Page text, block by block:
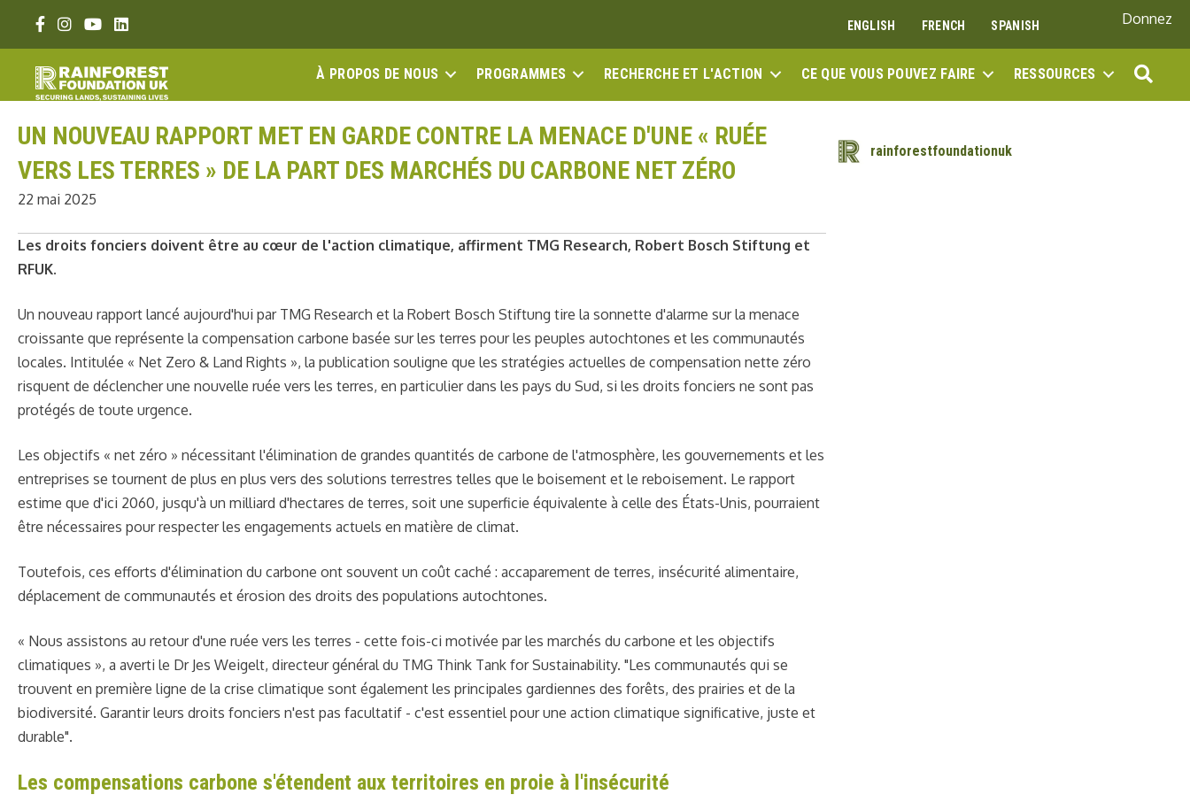
Lien Facebook
Lien Instagram
Lien Youtube
Linkedin link ENGLISH FRENCH SPANISH Donnez
À PROPOS DE NOUS PROGRAMMES RECHERCHE ET L'ACTION CE QUE VOUS POUVEZ FAIRE RESSOURCES
UN NOUVEAU RAPPORT MET EN GARDE CONTRE LA MENACE D'UNE « RUÉE
VERS LES TERRES » DE LA PART DES MARCHÉS DU CARBONE NET ZÉRO
22 mai 2025
Les droits fonciers doivent être au cœur de l'action climatique, affirment TMG Research, Robert Bosch Stiftung et
RFUK.
Un nouveau rapport lancé aujourd'hui par TMG Research et la Robert Bosch Stiftung tire la sonnette d'alarme sur la menace
croissante que représente la compensation carbone basée sur les terres pour les peuples autochtones et les communautés
locales. Intitulée « Net Zero & Land Rights », la publication souligne que les stratégies actuelles de compensation nette zéro
risquent de déclencher une nouvelle ruée vers les terres, en particulier dans les pays du Sud, si les droits fonciers ne sont pas
protégés de toute urgence.
Les objectifs « net zéro » nécessitant l'élimination de grandes quantités de carbone de l'atmosphère, les gouvernements et les
entreprises se tournent de plus en plus vers des solutions terrestres telles que le boisement et le reboisement. Le rapport
estime que d'ici 2060, jusqu'à un milliard d'hectares de terres, soit une superficie équivalente à celle des États-Unis, pourraient
être nécessaires pour respecter les engagements actuels en matière de climat.
Toutefois, ces efforts d'élimination du carbone ont souvent un coût caché : accaparement de terres, insécurité alimentaire,
déplacement de communautés et érosion des droits des populations autochtones.
« Nous assistons au retour d'une ruée vers les terres - cette fois-ci motivée par les marchés du carbone et les objectifs
climatiques », a averti le Dr Jes Weigelt, directeur général du TMG Think Tank for Sustainability. "Les communautés qui se
trouvent en première ligne de la crise climatique sont également les principales gardiennes des forêts, des prairies et de la
biodiversité. Garantir leurs droits fonciers n'est pas facultatif - c'est essentiel pour une action climatique significative, juste et
durable".
Les compensations carbone s'étendent aux territoires en proie à l'insécurité
rainforestfoundationuk